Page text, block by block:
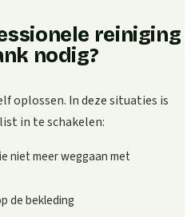
reiniging
nodig?
oplossen. In deze situaties is
in te schakelen:
niet meer weggaan met
de bekleding